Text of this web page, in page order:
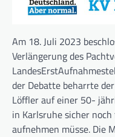
Am 18. Juli 2023
Verlängerung des
der Debatte beharrte
Löffler auf einer 50-
in Karlsruhe sicher
aufnehmen müsse. Die